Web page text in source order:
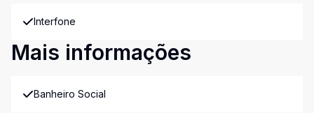
Interfone
Mais informações
Banheiro Social